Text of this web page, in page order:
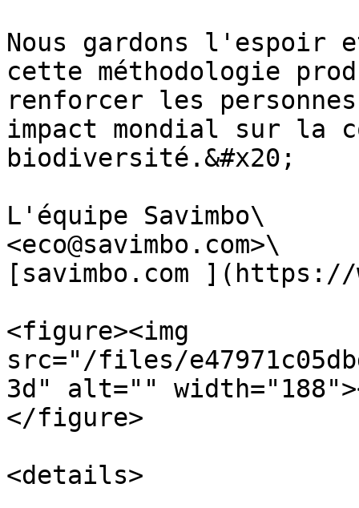
Nous gardons l'espoir
cette méthodologie
renforcer les
impact mondial sur la
biodiversité.&#x20;
L'équipe Savimbo\
<eco@savimbo.com>\
[savimbo.com ](https://
<figure><img
src="/files/
3d" alt=""
</figure>
<details>